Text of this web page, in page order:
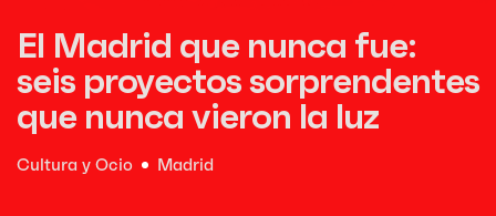
El Madrid que nunca fue:
seis proyectos sorprendentes
que nunca vieron la luz
Cultura y Ocio Madrid